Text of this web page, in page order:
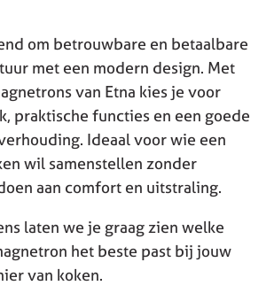
om betrouwbare en betaalbare
met een modern design. Met
van Etna kies je voor
praktische functies en een goede
Ideaal voor wie een
wil samenstellen zonder
aan comfort en uitstraling.
laten we je graag zien welke
het beste past bij jouw
van koken.